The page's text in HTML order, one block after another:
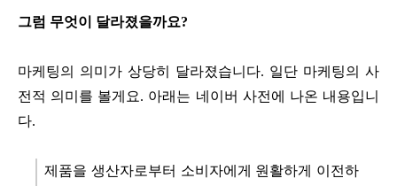
그럼 무엇이 달라졌을까요?
마케팅의 의미가 상당히 달라졌습니다. 일단 마케팅의 사
전적 의미를 볼게요. 아래는 네이버 사전에 나온 내용입니
다.
제품을 생산자로부터 소비자에게 원활하게 이전하